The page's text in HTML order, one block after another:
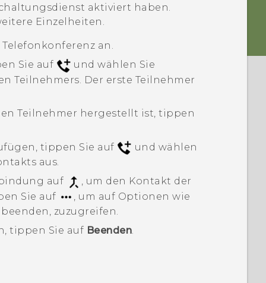
aktiviert haben.
Einzelheiten.
an.
Sie auf
und wählen Sie
Teilnehmers. Der erste Teilnehmer
Teilnehmer hergestellt ist, tippen
tippen Sie auf
und wählen
aus.
auf
, um den Kontakt der
Sie auf
, um auf Optionen wie
zuzugreifen.
tippen Sie auf Beenden.